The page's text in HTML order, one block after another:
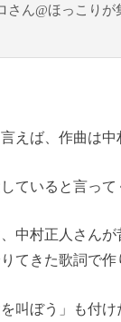
ん@ほっこりが
えば、作曲は
ていると言っ
中村正人さん
てきた歌詞で作
叫ぼう」も付け